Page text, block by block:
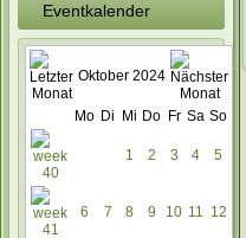
Eventkalender
Oktober 2024
Mo Di Mi Do Fr Sa So
1 2 3 4 5
6 7 8 9 10 11 12